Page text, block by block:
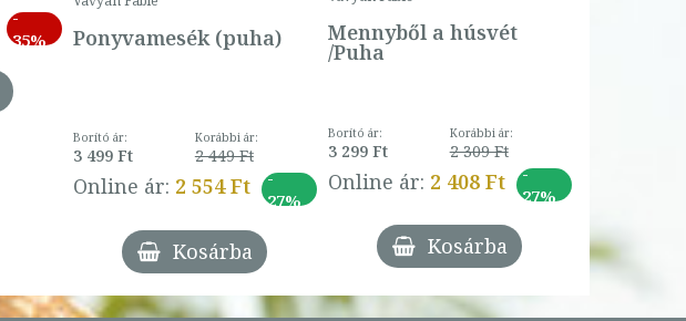
-
35%
Ponyvamesék (puha)
Borító ár:
3 499 Ft
Korábbi ár:
2 449 Ft
Online ár: 2 554 Ft
-
27%
Kosárba
Mennyből a húsvét
/Puha
Borító ár:
3 299 Ft
Korábbi ár:
2 309 Ft
Online ár: 2 408 Ft
-
27%
Kosárba